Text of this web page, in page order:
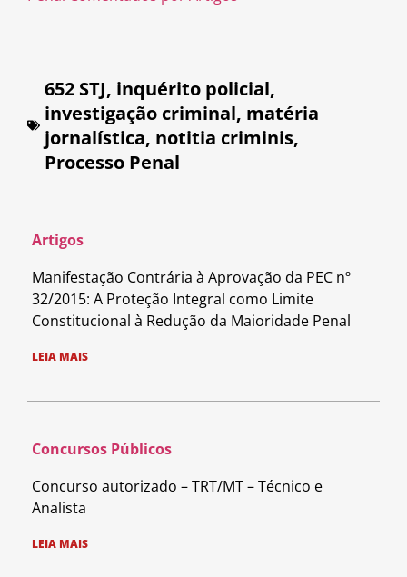
652 STJ, inquérito policial,
investigação criminal, matéria
jornalística, notitia criminis,
Processo Penal
Artigos
Manifestação Contrária à Aprovação da PEC nº
32/2015: A Proteção Integral como Limite
Constitucional à Redução da Maioridade Penal
LEIA MAIS
Concursos Públicos
Concurso autorizado – TRT/MT – Técnico e
Analista
LEIA MAIS